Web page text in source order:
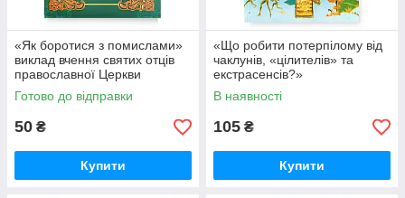
«Як боротися з помислами»
виклад вчення святих отців
православної Церкви
Готово до відправки
50 ₴
Купити
«Що робити потерпілому від
чаклунів, «цілителів» та
екстрасенсів?»
В наявності
105 ₴
Купити